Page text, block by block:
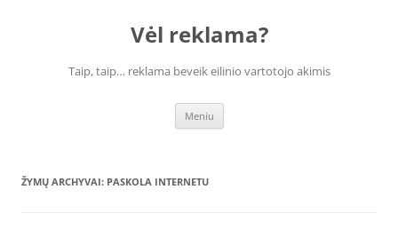
Vėl reklama?
Taip, taip… reklama beveik eilinio vartotojo akimis
Meniu Pereiti
turinio
ŽYMŲ ARCHYVAI: PASKOLA INTERNETU